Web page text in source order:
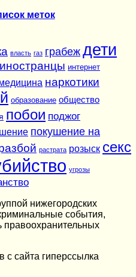
меток
власть газ грабеж дети
иностранцы интернет
наркотики
образование общество
побои поджог
покушение на
растрата розыск секс
угрозы
нижегородских
события,
правоохранительных
c сайта гиперссылка